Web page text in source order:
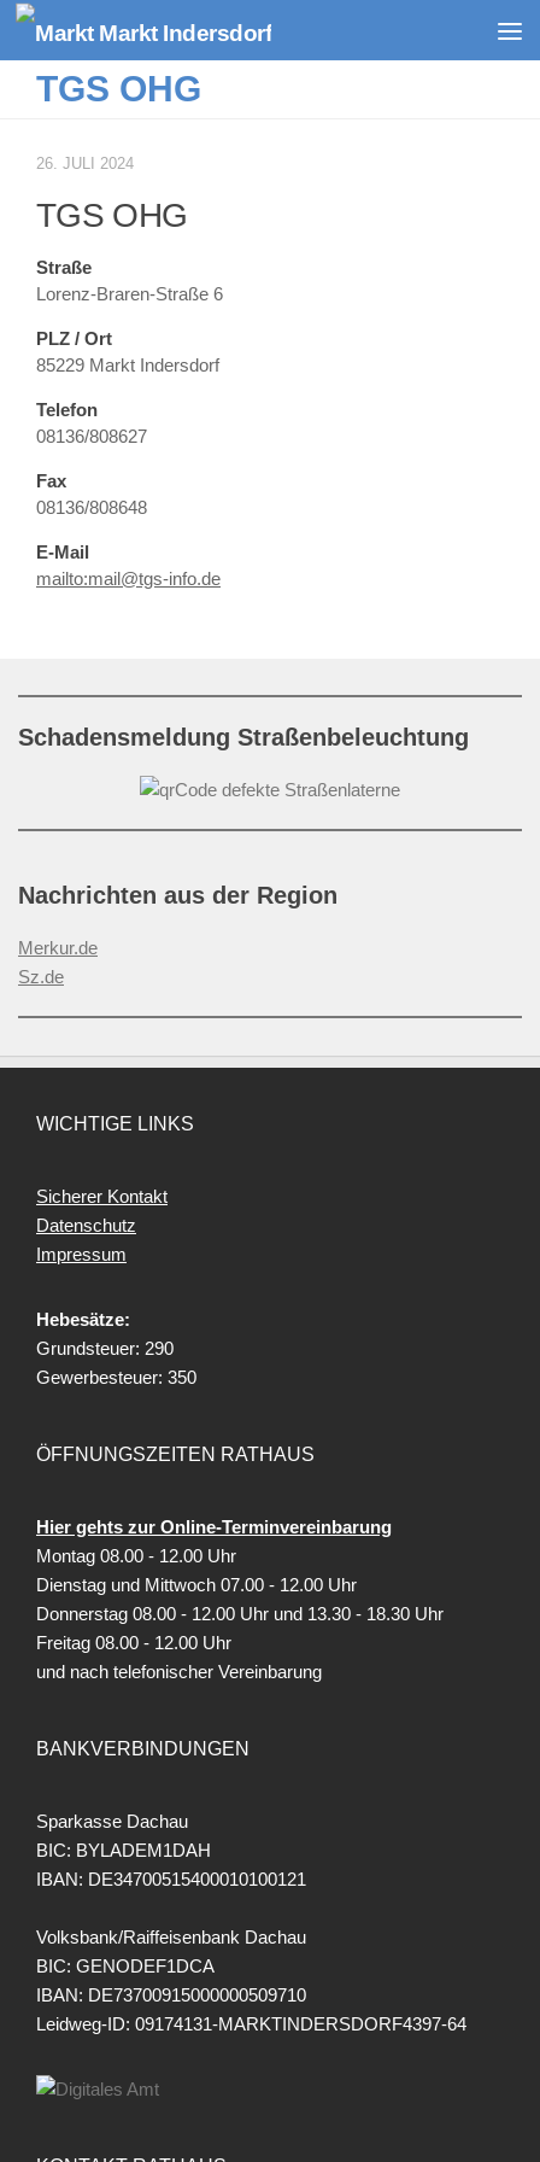
Zum Inhalt springen
TGS OHG
26. JULI 2024
TGS OHG
Straße
Lorenz-Braren-Straße 6
PLZ / Ort
85229 Markt Indersdorf
Telefon
08136/808627
Fax
08136/808648
E-Mail
mailto:mail@tgs-info.de
Schadensmeldung Straßenbeleuchtung
Nachrichten aus der Region
Merkur.de
Sz.de
WICHTIGE LINKS
Sicherer Kontakt
Datenschutz
Impressum
Hebesätze:
Grundsteuer: 290
Gewerbesteuer: 350
ÖFFNUNGSZEITEN RATHAUS
Hier gehts zur Online-Terminvereinbarung
Montag 08.00 - 12.00 Uhr
Dienstag und Mittwoch 07.00 - 12.00 Uhr
Donnerstag 08.00 - 12.00 Uhr und 13.30 - 18.30 Uhr
Freitag 08.00 - 12.00 Uhr
und nach telefonischer Vereinbarung
BANKVERBINDUNGEN
Sparkasse Dachau
BIC: BYLADEM1DAH
IBAN: DE34700515400010100121
Volksbank/Raiffeisenbank Dachau
BIC: GENODEF1DCA
IBAN: DE73700915000000509710
Leidweg-ID: 09174131-MARKTINDERSDORF4397-64